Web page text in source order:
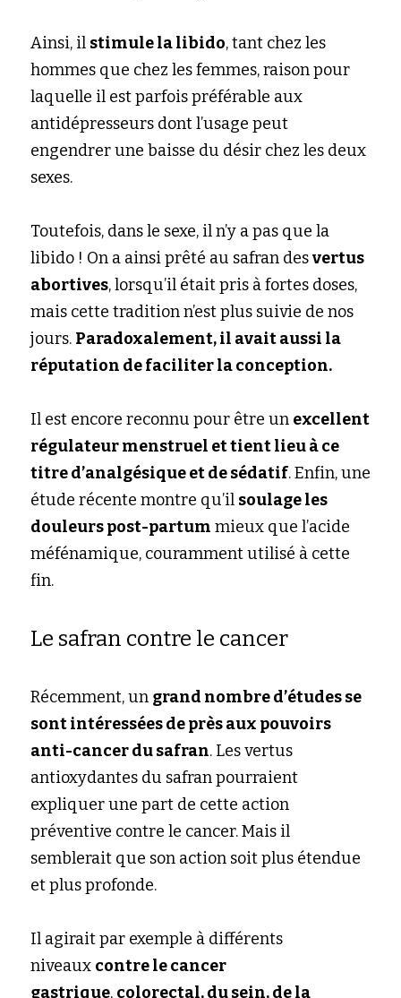
Ainsi, il stimule la libido, tant chez les
hommes que chez les femmes, raison pour
laquelle il est parfois préférable aux
antidépresseurs dont l’usage peut
engendrer une baisse du désir chez les deux
sexes.
Toutefois, dans le sexe, il n’y a pas que la
libido ! On a ainsi prêté au safran desvertus
abortives, lorsqu’il était pris à fortes doses,
mais cette tradition n’est plus suivie de nos
jours. Paradoxalement, il avait aussi la
réputation de faciliter la conception.
Il est encore reconnu pour être un excellent
régulateur menstruel et tient lieu à ce
titre d’analgésique et de sédatif. Enfin, une
étude récente montre qu’il soulage les
douleurs post-partum mieux que l’acide
méfénamique, couramment utilisé à cette
fin.
Le safran contre le cancer
Récemment, un grand nombre d’études se
sont intéressées de près aux pouvoirs
anti-cancer du safran. Les vertus
antioxydantes du safran pourraient
expliquer une part de cette action
préventive contre le cancer. Mais il
semblerait que son action soit plus étendue
et plus profonde.
Il agirait par exemple à différents
niveaux contre le cancer
gastrique, colorectal, du sein, de la